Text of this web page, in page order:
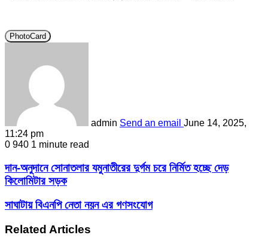
PhotoCard
admin Send an email June 14, 2025,
11:24 pm
0 940 1 minute read
দান-অনুদানে সোনাতলার যমুনাতীরের দুর্গম চরে নির্মিত হচ্ছে দেড়
কিলোমিটার সড়ক
সাঘাটায় বিএনপি নেতা নয়ন এর গণসংযোগ
Related Articles